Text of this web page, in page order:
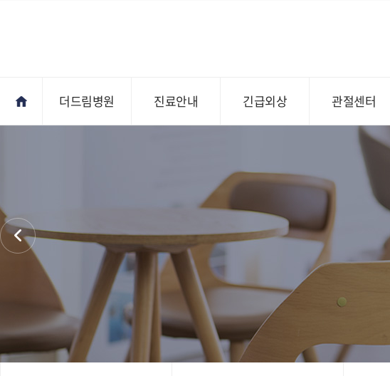
더드림병원 진료안내 긴급외상 관절센터
전문의상담
치료후기